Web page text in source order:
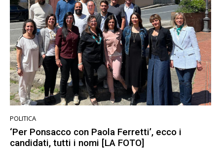
POLITICA
‘Per Ponsacco con Paola Ferretti’, ecco i
candidati, tutti i nomi [LA FOTO]